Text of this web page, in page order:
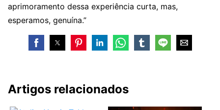
aprimoramento dessa experiência curta, mas,
esperamos, genuína.”
Artigos relacionados